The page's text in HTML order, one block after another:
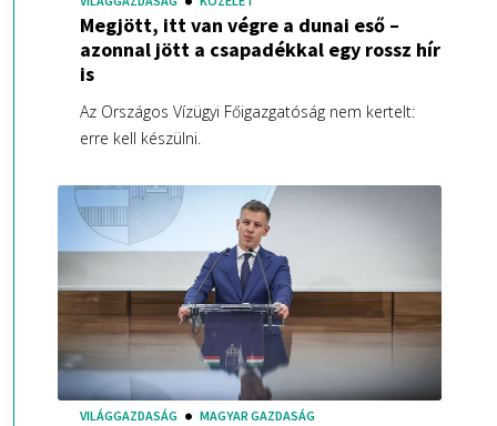
Megjött, itt van végre a dunai eső –
azonnal jött a csapadékkal egy rossz hír
is
Az Országos Vízügyi Főigazgatóság nem kertelt:
erre kell készülni.
VILÁGGAZDASÁG MAGYAR GAZDASÁG